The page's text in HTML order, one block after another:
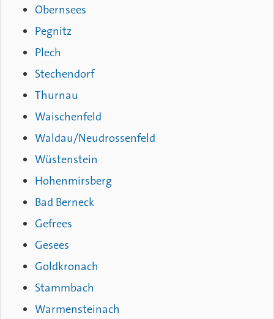
Obernsees
Pegnitz
Plech
Stechendorf
Thurnau
Waischenfeld
Waldau/Neudrossenfeld
Wüstenstein
Hohenmirsberg
Bad Berneck
Gefrees
Gesees
Goldkronach
Stammbach
Warmensteinach